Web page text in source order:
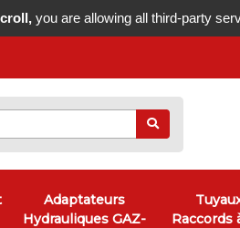
Ok
Adaptateurs
Hydrauliques GAZ-
Raccords
you are allowing all third-party